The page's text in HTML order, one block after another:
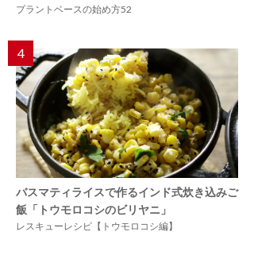
プラントベースの始め方52
4
バスマティライスで作るインド式炊き込みご
飯「トウモロコシのビリヤニ」
レスキューレシピ【トウモロコシ編】